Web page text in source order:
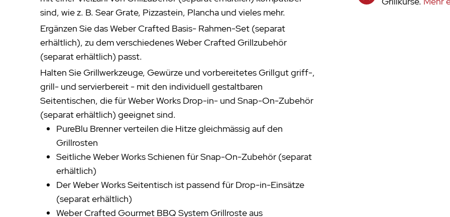
sind, wie z. B. Sear Grate, Pizzastein, Plancha und vieles mehr.
Ergänzen Sie das Weber Crafted Basis- Rahmen-Set (separat
erhältlich), zu dem verschiedenes Weber Crafted Grillzubehör
(separat erhältlich) passt.
Halten Sie Grillwerkzeuge, Gewürze und vorbereitetes Grillgut griff-,
grill- und servierbereit - mit den individuell gestaltbaren
Seitentischen, die für Weber Works Drop-in- und Snap-On-Zubehör
(separat erhältlich) geeignet sind.
PureBlu Brenner verteilen die Hitze gleichmässig auf den
Grillrosten
Seitliche Weber Works Schienen für Snap-On-Zubehör (separat
erhältlich)
Der Weber Works Seitentisch ist passend für Drop-in-Einsätze
(separat erhältlich)
Weber Crafted Gourmet BBQ System Grillroste aus